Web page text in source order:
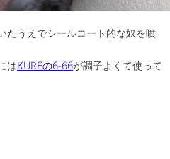
たうえでシールコート的な奴を噴
はKUREの6-66が調子よくて使って